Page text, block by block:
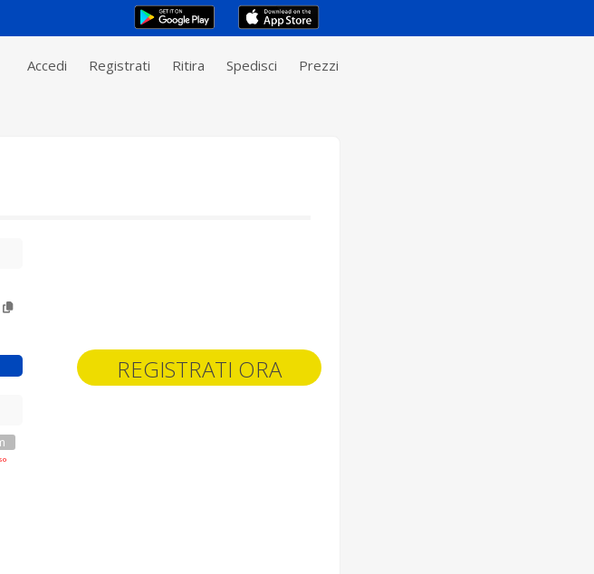
Accedi Registrati Ritira Spedisci Prezzi
REGISTRATI ORA